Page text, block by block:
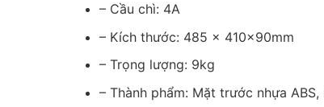
– Cầu chì: 4A
– Kích thước: 485 × 410×90mm
– Trọng lượng: 9kg
– Thành phẩm: Mặt trước nhựa